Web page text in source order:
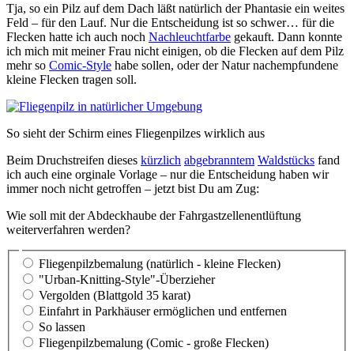
Tja, so ein Pilz auf dem Dach läßt natürlich der Phantasie ein weites
Feld – für den Lauf. Nur die Entscheidung ist so schwer… für die
Flecken hatte ich auch noch Nachleuchtfarbe gekauft. Dann konnte
ich mich mit meiner Frau nicht einigen, ob die Flecken auf dem Pilz
mehr so Comic-Style habe sollen, oder der Natur nachempfundene
kleine Flecken tragen soll.
So sieht der Schirm eines Fliegenpilzes wirklich aus
Beim Druchstreifen dieses kürzlich abgebranntem Waldstücks fand
ich auch eine orginale Vorlage – nur die Entscheidung haben wir
immer noch nicht getroffen – jetzt bist Du am Zug:
Wie soll mit der Abdeckhaube der Fahrgastzellenentlüftung
weiterverfahren werden?
Fliegenpilzbemalung (natürlich - kleine Flecken)
"Urban-Knitting-Style"-Überzieher
Vergolden (Blattgold 35 karat)
Einfahrt in Parkhäuser ermöglichen und entfernen
So lassen
Fliegenpilzbemalung (Comic - große Flecken)